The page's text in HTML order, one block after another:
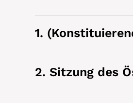
1.
2. Sitzung des